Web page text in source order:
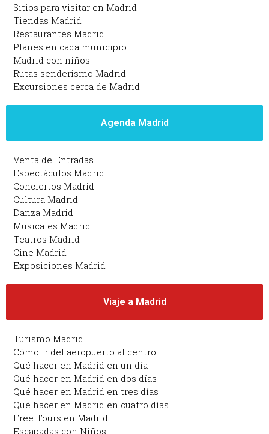
Sitios para visitar en Madrid
Tiendas Madrid
Restaurantes Madrid
Planes en cada municipio
Madrid con niños
Rutas senderismo Madrid
Excursiones cerca de Madrid
Agenda Madrid
Venta de Entradas
Espectáculos Madrid
Conciertos Madrid
Cultura Madrid
Danza Madrid
Musicales Madrid
Teatros Madrid
Cine Madrid
Exposiciones Madrid
Viaje a Madrid
Turismo Madrid
Cómo ir del aeropuerto al centro
Qué hacer en Madrid en un día
Qué hacer en Madrid en dos días
Qué hacer en Madrid en tres días
Qué hacer en Madrid en cuatro días
Free Tours en Madrid
Escapadas con Niños